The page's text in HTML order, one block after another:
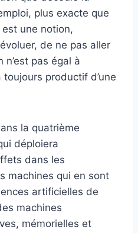
plus exacte que
une notion,
de ne pas aller
pas égal à
toujours productif d’une
la quatrième
déploiera
dans les
machines qui en sont
artificielles de
machines
mémorielles et